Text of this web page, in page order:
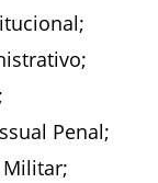
Penal;